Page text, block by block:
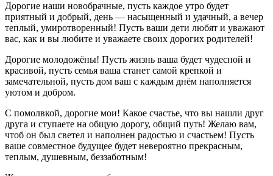
Дорогие наши новобрачные, пусть каждое утро будет
приятный и добрый, день — насыщенный и удачный, а вечер
теплый, умиротворенный! Пусть ваши дети любят и уважают
вас, как и вы любите и уважаете своих дорогих родителей!
Дорогие молодожёны! Пусть жизнь ваша будет чудесной и
красивой, пусть семья ваша станет самой крепкой и
замечательной, пусть дом ваш с каждым днём наполняется
уютом и добром.
С помолвкой, дорогие мои! Какое счастье, что вы нашли друг
друга и ступаете на общую дорогу, общий путь! Желаю вам,
чтоб он был светел и наполнен радостью и счастьем! Пусть
ваше совместное будущее будет невероятно прекрасным,
теплым, душевным, беззаботным!